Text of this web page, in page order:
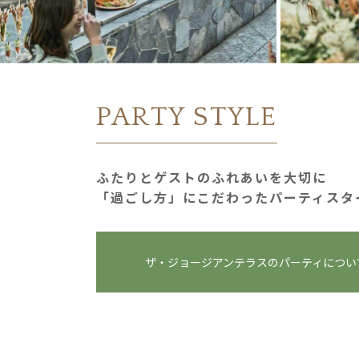
PARTY STYLE
ふたりとゲストのふれあいを大切に
「過ごし⽅」にこだわったパーティス
ザ・ジョージアンテラスのパーティにつ